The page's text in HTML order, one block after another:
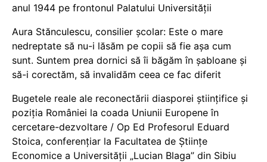
anul 1944 pe frontonul Palatului Universității
Aura Stănculescu, consilier școlar: Este o mare
nedreptate să nu-i lăsăm pe copii să fie așa cum
sunt. Suntem prea dornici să îi băgăm în șabloane și
să-i corectăm, să invalidăm ceea ce fac diferit
Bugetele reale ale reconectării diasporei științifice și
poziția României la coada Uniunii Europene în
cercetare-dezvoltare / Op Ed Profesorul Eduard
Stoica, conferențiar la Facultatea de Științe
Economice a Universității „Lucian Blaga” din Sibiu